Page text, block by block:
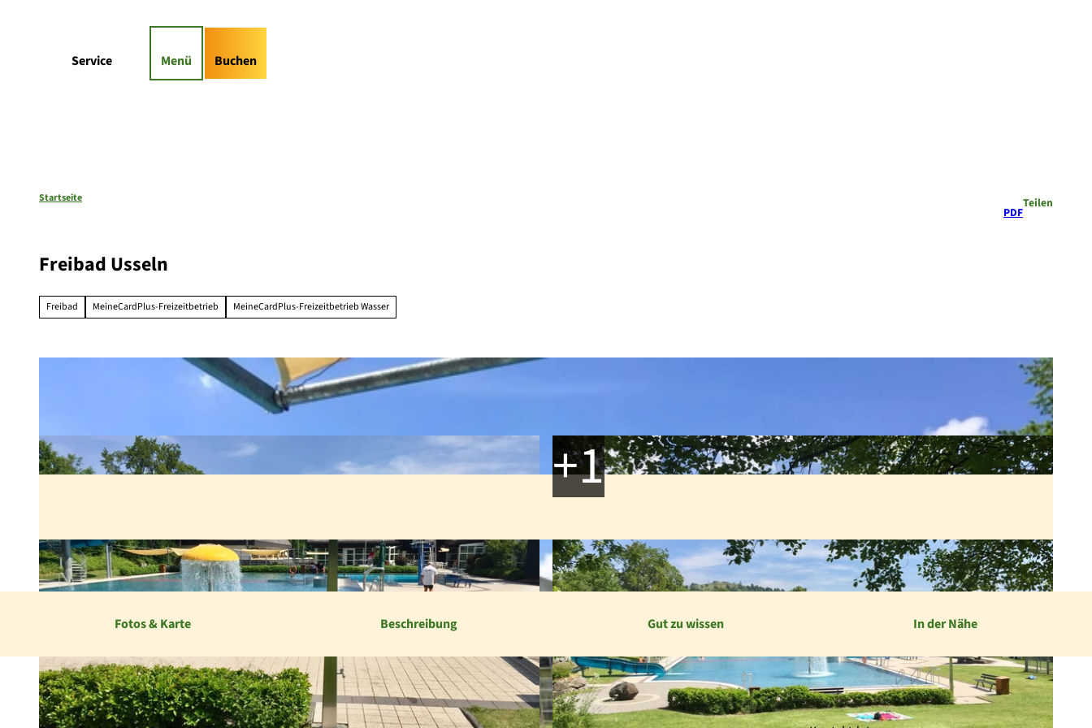
Service Menü Buchen
Startseite
PDF
Teilen
Freibad Usseln
Freibad MeineCardPlus-Freizeitbetrieb MeineCardPlus-Freizeitbetrieb Wasser
Fotos & Karte Beschreibung Gut zu wissen In der Nähe